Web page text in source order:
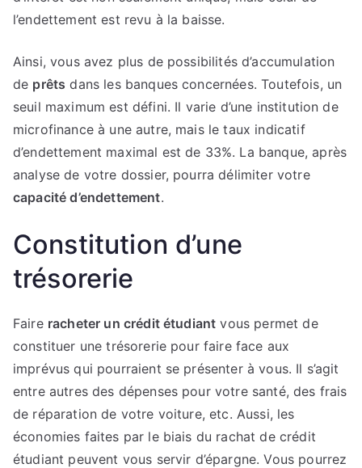
l’endettement est revu à la baisse.
Ainsi, vous avez plus de possibilités d’accumulation
de prêts dans les banques concernées. Toutefois, un
seuil maximum est défini. Il varie d’une institution de
microfinance à une autre, mais le taux indicatif
d’endettement maximal est de 33%. La banque, après
analyse de votre dossier, pourra délimiter votre
capacité d’endettement.
Constitution d’une
trésorerie
Faire racheter un crédit étudiant vous permet de
constituer une trésorerie pour faire face aux
imprévus qui pourraient se présenter à vous. Il s’agit
entre autres des dépenses pour votre santé, des frais
de réparation de votre voiture, etc. Aussi, les
économies faites par le biais du rachat de crédit
étudiant peuvent vous servir d’épargne. Vous pourrez